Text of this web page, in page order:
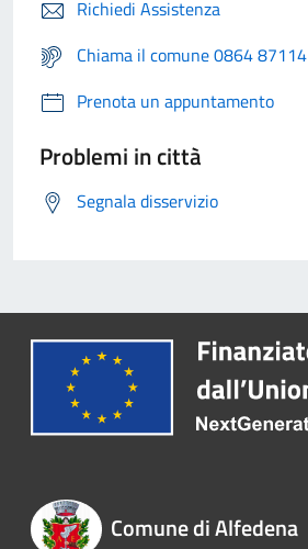
Richiedi Assistenza
Chiama il comune 0864 87114
Prenota un appuntamento
Problemi in città
Segnala disservizio
Comune di Alfedena